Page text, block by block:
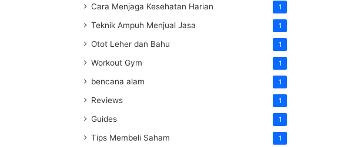
Cara Menjaga Kesehatan Harian 1
Teknik Ampuh Menjual Jasa 1
Otot Leher dan Bahu 1
Workout Gym 1
bencana alam 1
Reviews 1
Guides 1
Tips Membeli Saham 1